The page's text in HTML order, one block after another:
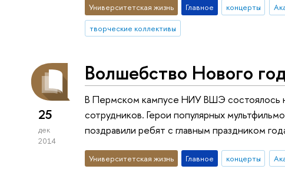
Университетская жизнь Главное концерты
творческие коллективы
25
дек
2014
Волшебство Нового
В Пермском кампусе НИУ ВШЭ состоялось
сотрудников. Герои популярных
поздравили ребят с главным праздником
Университетская жизнь Главное концерты